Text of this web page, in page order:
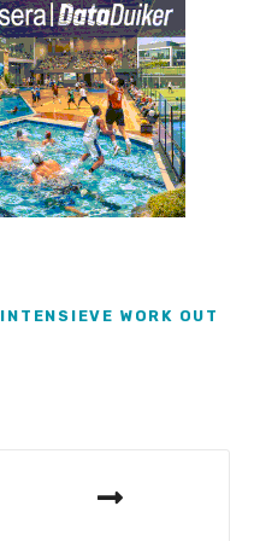
INTENSIEVE WORK OUT